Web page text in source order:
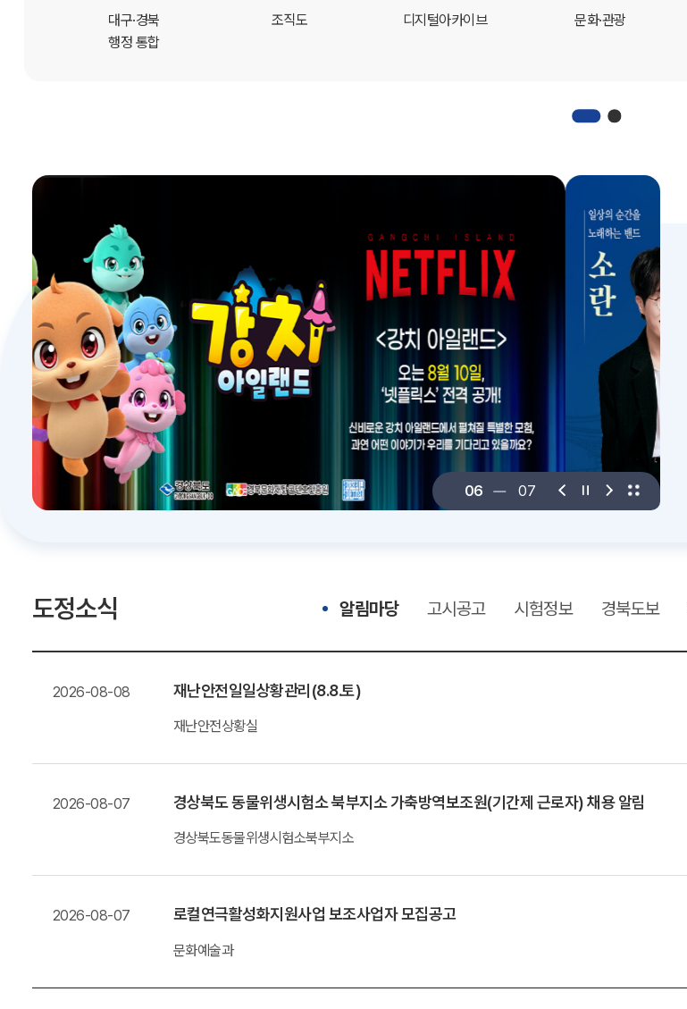
대구·경북
행정 통합
조직도 디지털아카이브 문화·관광
06 07
도정소식 알림마당 고시공고 시험정보 경북도보
2026-08-08 재난안전일일상황관리(8.8.토)
재난안전상황실
2026-08-07 경상북도 동물위생시험소 북부지소 가축방역보조원(기간제 근로자) 채용 알림
경상북도동물위생시험소북부지소
2026-08-07 로컬연극활성화지원사업 보조사업자 모집공고
문화예술과